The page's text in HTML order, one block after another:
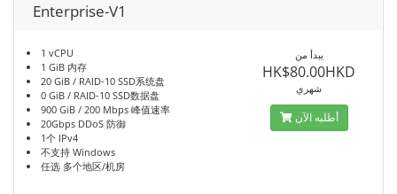
Enterprise-V1
1 vCPU
1 GiB 内存
20 GiB / RAID-10 SSD系统盘
0 GiB / RAID-10 SSD数据盘
900 GiB / 200 Mbps 峰值速率
20Gbps DDoS 防御
1个 IPv4
不支持 Windows
任选 多个地区/机房
يبدأ من
HK$80.00HKD
شهري
أطلبه الآن